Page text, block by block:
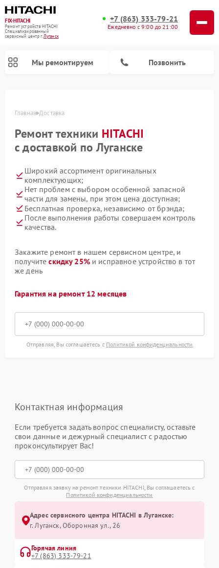
FIX-HITACHI
Ремонт устройств HITACHI
Специализированный
cервисный центр г.Луганск
+7 (863) 333-79-21
Ежедневно с 9:00 до 21:00
Мы ремонтируем Позвонить
Главная Доставка
Ремонт техники HITACHI
с доставкой по Луганске
Широкий ассортимент оригинальных
комплектующих;
Нет проблем с выбором особенной запасной
части для замены, при этом цена доступная;
Бесплатная проверка, независимо от брэнда;
После выполнения работы совершаем контроль
качества.
Закажите ремонт в нашем сервисном центре, и
получитескидку 25%и исправное устройство в тот
же день
Гарантия на ремонт 12 месяцев
Отправляя, Вы соглашаетесь с Политикой конфиденциальности
Контактная информация
Если требуется задать вопрос специалисту, оставьте
свои данные и дежурный специалист с радостью
проконсультирует Вас!
Отправляя заявку на ремонт техники HITACHI, Вы соглашаетесь с
Политикой конфиденциальности
Адрес сервисного центра HITACHI в Луганске:
г. Луганск, Оборонная ул., 26
Горячая линия
+7 (863) 333-79-21